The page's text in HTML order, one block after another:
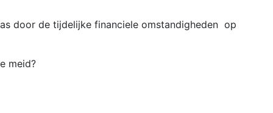
door de tijdelijke financiele omstandigheden op
meid?